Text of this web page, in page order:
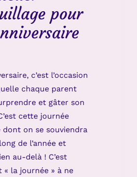
pour
c’est l’occasion
chaque parent
et gâter son
cette journée
dont on se souviendra
de l’année et
au-delà ! C’est
« la journée » à ne